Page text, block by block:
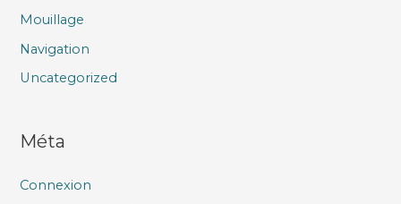
Mouillage
Navigation
Uncategorized
Méta
Connexion